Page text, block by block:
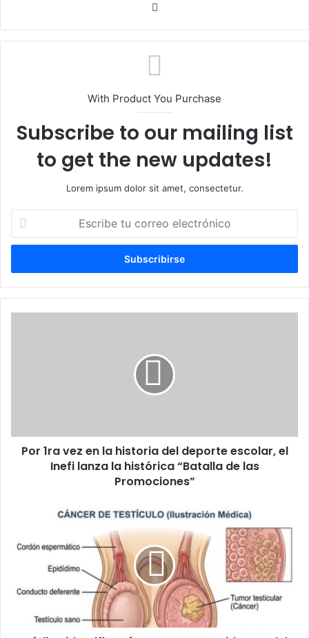
With Product You Purchase
Subscribe to our mailing list
to get the new updates!
Lorem ipsum dolor sit amet, consectetur.
Escribe
correo
escolar,
las
Promociones”
Por 1ra vez en la historia del deporte escolar, el
Inefi lanza la histórica “Batalla de las
Promociones”
poco
evidentes
cáncer
testículos